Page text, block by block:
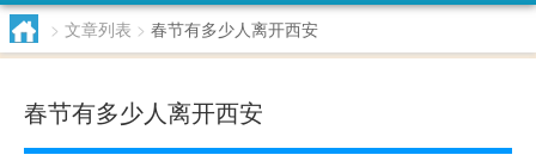
> 文章列表 > 春节有多少人离开西安
春节有多少人离开西安